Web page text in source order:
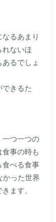
るあまり
れないほ
るでしょ
きるた
一つ一つの
事の時も
食べる食事
かった世界
ます。